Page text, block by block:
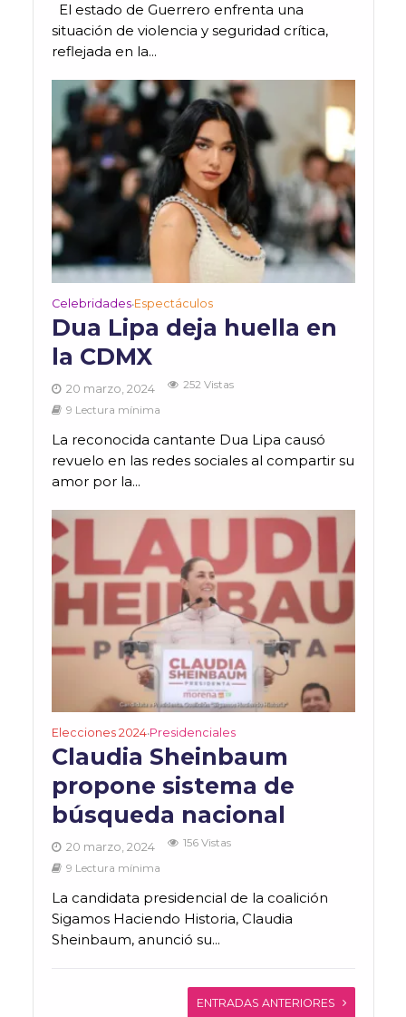
El estado de Guerrero enfrenta una
situación de violencia y seguridad crítica,
reflejada en la...
Celebridades•Espectáculos
Dua Lipa deja huella en
la CDMX
20 marzo, 2024
252 Vistas
9 Lectura mínima
La reconocida cantante Dua Lipa causó
revuelo en las redes sociales al compartir su
amor por la...
Elecciones 2024•Presidenciales
Claudia Sheinbaum
propone sistema de
búsqueda nacional
20 marzo, 2024
156 Vistas
9 Lectura mínima
La candidata presidencial de la coalición
Sigamos Haciendo Historia, Claudia
Sheinbaum, anunció su...
ENTRADAS ANTERIORES